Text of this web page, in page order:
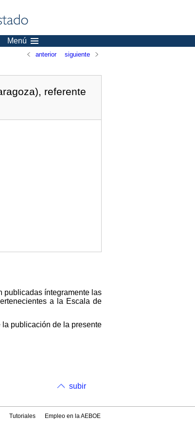
Menú
anterior siguiente
referente
publicadas íntegramente las
a la Escala de
publicación de la presente
subir
Tutoriales Empleo en la AEBOE